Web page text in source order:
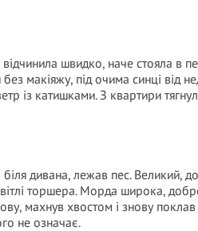
швидко, наче стояла в
макіяжу, під очима синці від
із катишками. З квартири
дивана, лежав пес. Великий,
торшера. Морда широка,
махнув хвостом і знову
не означає.